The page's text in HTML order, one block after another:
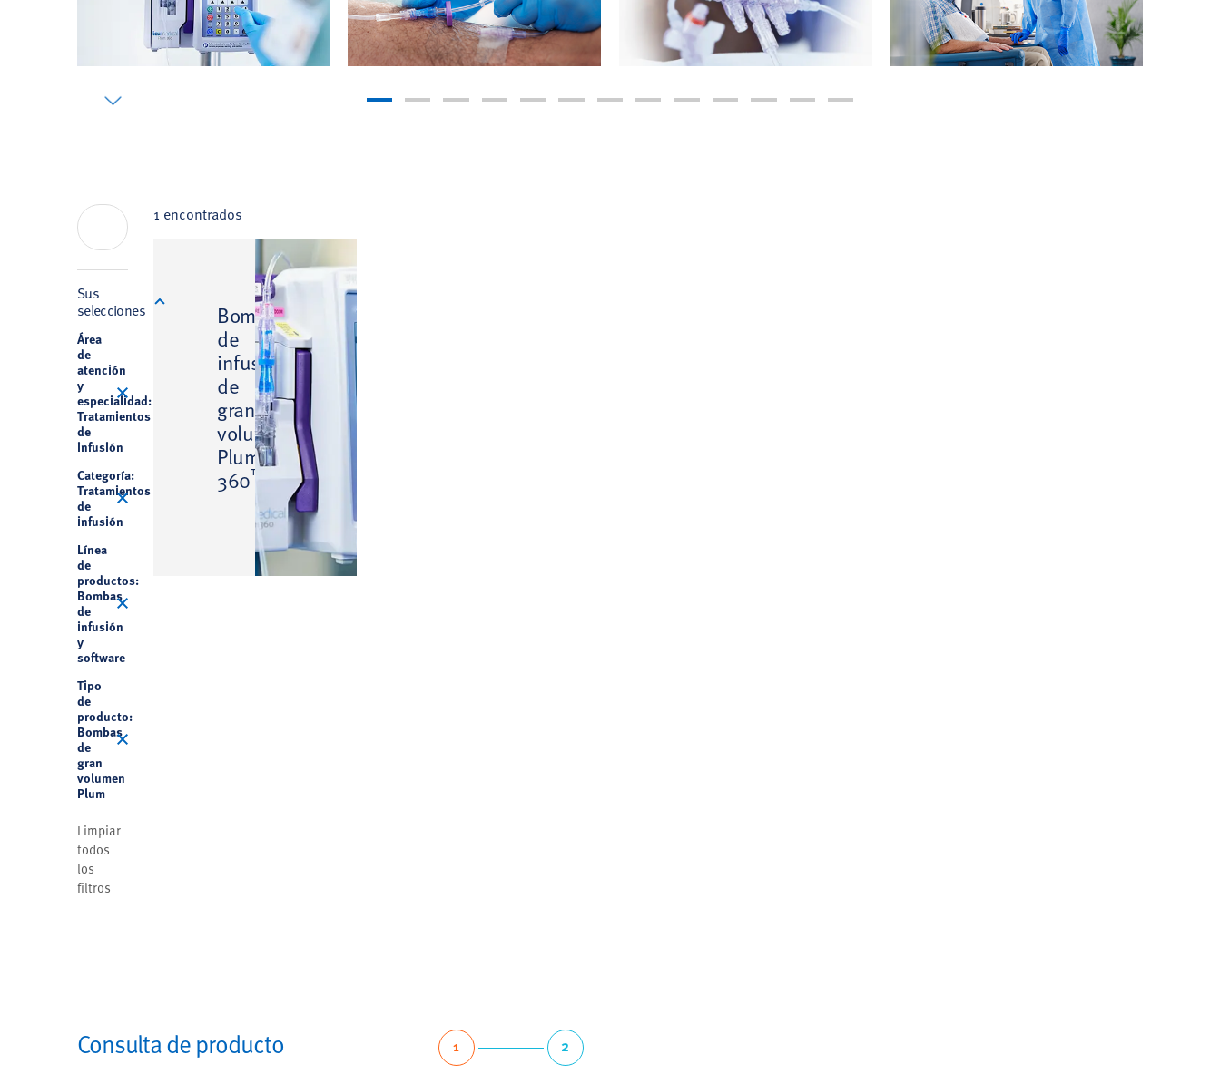
1 encontrados
Bomba
de
infusión
de
gran
volumen
Plum
360™
Sus
selecciones
Área
de
atención
y
especialidad:
Tratamientos
de
infusión
Categoría:
Tratamientos
de
infusión
Línea
de
productos:
Bombas
de
infusión
y
software
Tipo
de
producto:
Bombas
de
gran
volumen
Plum
Limpiar
todos
los
filtros
Consulta de producto 1 2